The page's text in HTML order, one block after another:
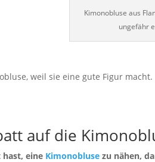
Kimonobluse aus
ungefähr
weil sie eine gute Figur
auf die
hast, eine Kimonobluse zu nähen,